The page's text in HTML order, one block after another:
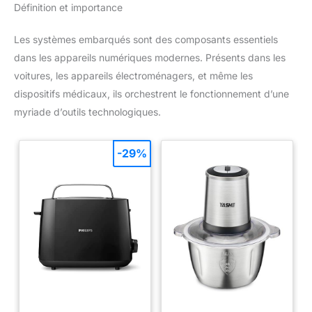
Définition et importance
Les systèmes embarqués sont des composants essentiels
dans les appareils numériques modernes. Présents dans les
voitures, les appareils électroménagers, et même les
dispositifs médicaux, ils orchestrent le fonctionnement d’une
myriade d’outils technologiques.
-29%